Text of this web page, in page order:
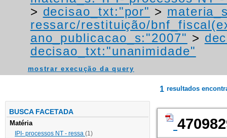
> decisao_txt:"por" >
ressarc/restituição/
ano_publicacao_s:"2007" >
decisao_txt:"unanimidade"
mostrar execução da query
BUSCA FACETADA
Matéria
IPI- processos NT - ressa (1)
1 resultados